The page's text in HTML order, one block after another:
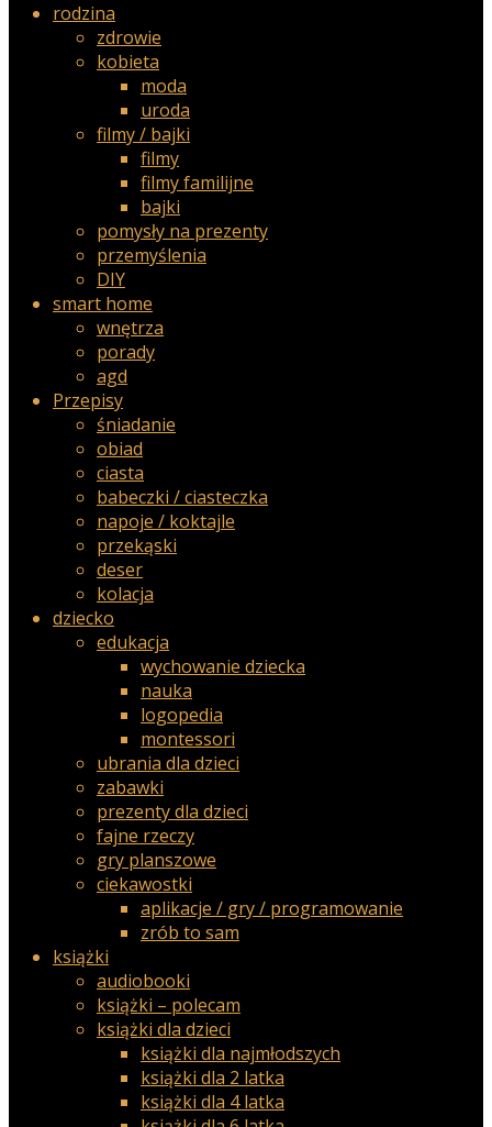
rodzina
zdrowie
kobieta
moda
uroda
filmy / bajki
filmy
filmy familijne
bajki
pomysły na prezenty
przemyślenia
DIY
smart home
wnętrza
porady
agd
Przepisy
śniadanie
obiad
ciasta
babeczki / ciasteczka
napoje / koktajle
przekąski
deser
kolacja
dziecko
edukacja
wychowanie dziecka
nauka
logopedia
montessori
ubrania dla dzieci
zabawki
prezenty dla dzieci
fajne rzeczy
gry planszowe
ciekawostki
aplikacje / gry / programowanie
zrób to sam
książki
audiobooki
książki – polecam
książki dla dzieci
książki dla najmłodszych
książki dla 2 latka
książki dla 4 latka